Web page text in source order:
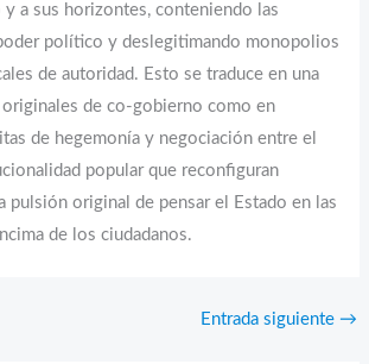
y a sus horizontes, conteniendo las
político y deslegitimando monopolios
de autoridad. Esto se traduce en una
originales de co-gobierno como en
de hegemonía y negociación entre el
popular que reconfiguran
pulsión original de pensar el Estado en las
de los ciudadanos.
Entrada siguiente →